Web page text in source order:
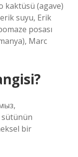
kaktüsü (agave)
suyu, Erik
posası
Marc
sütünün
bir